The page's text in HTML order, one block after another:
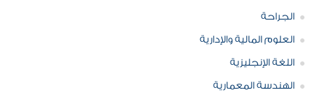
الجراحة
العلوم المالية والإدارية
اللغة الإنجليزية
الهندسة المعمارية